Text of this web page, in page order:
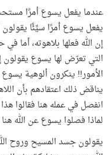
عندما يفعل يسوع أمرًا
يفعل يسوع أمرًا سيِّئًا
إن الله فعلها بلاهوته، أما
التي تعرّض لها يسوع يقولون
الأمور!! ينكرون ألوهية
يناقض ذلك اعتقادهم بأن
انفصل في عمله هنا فقالوا
لماذا فصلوا يسوع عن الله
يقولون جسد المسيح وروح